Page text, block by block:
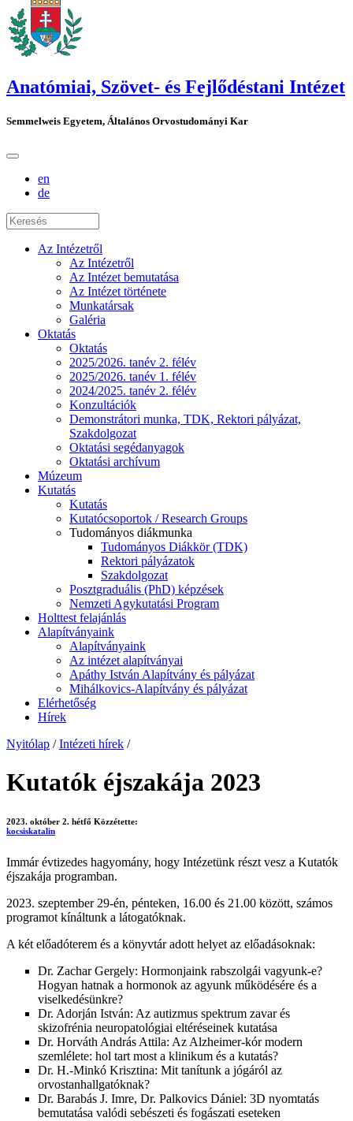
Anatómiai, Szövet- és Fejlődéstani Intézet
Semmelweis Egyetem, Általános Orvostudományi Kar
en
de
Az Intézetről
Az Intézetről
Az Intézet bemutatása
Az Intézet története
Munkatársak
Galéria
Oktatás
Oktatás
2025/2026. tanév 2. félév
2025/2026. tanév 1. félév
2024/2025. tanév 2. félév
Konzultációk
Demonstrátori munka, TDK, Rektori pályázat,
Szakdolgozat
Oktatási segédanyagok
Oktatási archívum
Múzeum
Kutatás
Kutatás
Kutatócsoportok / Research Groups
Tudományos diákmunka
Tudományos Diákkör (TDK)
Rektori pályázatok
Szakdolgozat
Posztgraduális (PhD) képzések
Nemzeti Agykutatási Program
Holttest felajánlás
Alapítványaink
Alapítványaink
Az intézet alapítványai
Apáthy István Alapítvány és pályázat
Mihálkovics-Alapítvány és pályázat
Elérhetőség
Hírek
Nyitólap / Intézeti hírek /
Kutatók éjszakája 2023
2023. október 2. hétfő Közzétette:
kocsiskatalin
Immár évtizedes hagyomány, hogy Intézetünk részt vesz a Kutatók
éjszakája programban.
2023. szeptember 29-én, pénteken, 16.00 és 21.00 között, számos
programot kínáltunk a látogatóknak.
A két előadóterem és a könyvtár adott helyet az előadásoknak:
Dr. Zachar Gergely: Hormonjaink rabszolgái vagyunk-e?
Hogyan hatnak a hormonok az agyunk működésére és a
viselkedésünkre?
Dr. Adorján István: Az autizmus spektrum zavar és
skizofrénia neuropatológiai eltéréseinek kutatása
Dr. Horváth András Attila: Az Alzheimer-kór modern
szemlélete: hol tart most a klinikum és a kutatás?
Dr. H.-Minkó Krisztina: Mit tanítunk a jógáról az
orvostanhallgatóknak?
Dr. Barabás J. Imre, Dr. Palkovics Dániel: 3D nyomtatás
bemutatása valódi sebészeti és fogászati eseteken